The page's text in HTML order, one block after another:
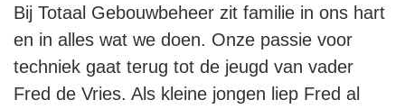
Bij Totaal Gebouwbeheer zit familie in ons hart
en in alles wat we doen. Onze passie voor
techniek gaat terug tot de jeugd van vader
Fred de Vries. Als kleine jongen liep Fred al